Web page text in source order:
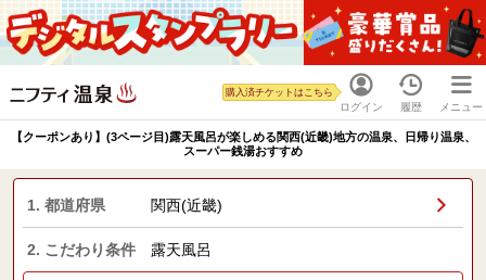
ログイン
購入済チケットはこちら
履歴 メニュー
【クーポンあり】(3ページ目)露天風呂が楽しめる関西(近畿)地方の温泉、日帰り温泉、
スーパー銭湯おすすめ
1. 都道府県 関西(近畿)
2. こだわり条件 露天風呂